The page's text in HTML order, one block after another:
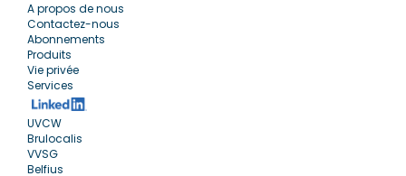
A propos de nous
Contactez-nous
Abonnements
Produits
Vie privée
Services
UVCW
Brulocalis
VVSG
Belfius